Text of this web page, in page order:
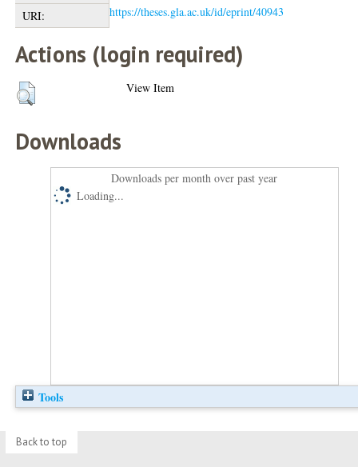
URI:
https://theses.gla.ac.uk/id/eprint/40943
Actions (login required)
View Item
Downloads
Downloads per month over past year
Loading...
Tools
Back to top